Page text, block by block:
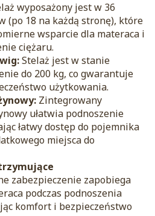
wyposażony jest w 36
(po 18 na każdą stronę), które
wsparcie dla materaca i
ciężaru.
Stelaż jest w stanie
do 200 kg, co gwarantuje
użytkowania.
Zintegrowany
ułatwia podnoszenie
łatwy dostęp do pojemnika
miejsca do
zabezpieczenie zapobiega
podczas podnoszenia
komfort i bezpieczeństwo